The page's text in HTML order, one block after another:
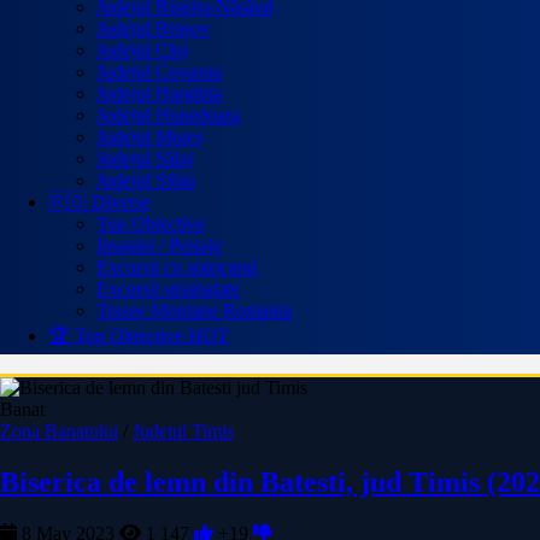
Județul Bistrița-Năsăud
Județul Brașov
Județul Cluj
Județul Covasna
Județul Harghita
Județul Hunedoara
Județul Mureș
Județul Sălaj
Județul Sibiu
🇷🇴 Diverse
Top Obiective
Imagini / Peisaje
Excursii cu autocarul
Excursii strainatate
Trasee Montane Romania
🏆 Top Obiective HOT
Banat
Zona Banatului / Judetul Timis
Biserica de lemn din Batesti, jud Timis
8 May 2023 1 147 +19